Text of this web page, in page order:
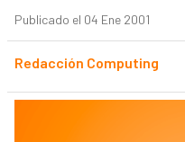
Publicado el 04 Ene 2001
Redacción Computing